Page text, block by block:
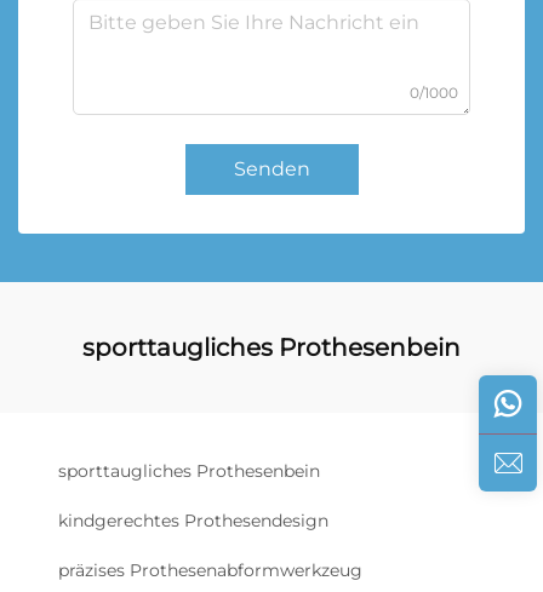
0/1000
Senden
sporttaugliches Prothesenbein
sporttaugliches Prothesenbein
kindgerechtes Prothesendesign
präzises Prothesenabformwerkzeug